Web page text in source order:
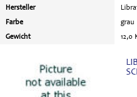
Hersteller
Farbe
grau
Gewicht
12,0